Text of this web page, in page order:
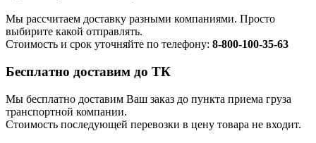
Мы рассчитаем доставку разными компаниями. Просто
выбирите какой отправлять.
Стоимость и срок уточняйте по телефону: 8-800-100-35-63
Бесплатно доставим до ТК
Мы бесплатно доставим Ваш заказ до пункта приема груза
транспортной компании.
Стоимость последующей перевозки в цену товара не входит.